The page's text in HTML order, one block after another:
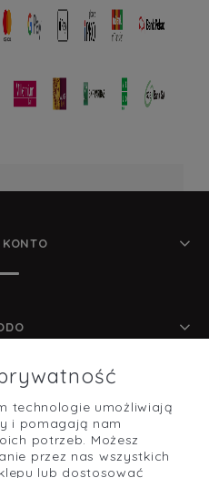
technologie umożliwiają
i pomagają nam
potrzeb. Możesz
przez nas wszystkich
lub dostosować